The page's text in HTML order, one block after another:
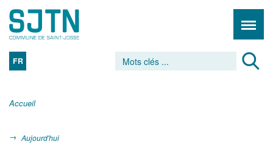
FR
Accueil
Aujourd'hui